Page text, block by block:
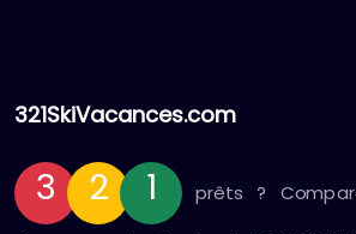
321SkiVacances.com
3 2 1
prêts ?